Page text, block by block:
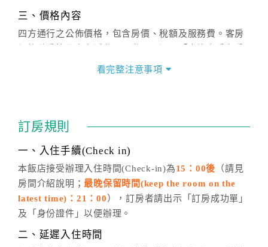
三、價格內容
四方通行之公佈價格，包含房價、稅額及服務費。客房
價」之當日價格為標準。
話方式異動訂單。
※非客服時間之申辦異動，皆為次日計算及辦理。
五、客服時間
週一至週日，上午9:00～晚上6:00
六、聯絡方式
(07)9682715 。
看完整注意事項
訂房規則
一、入住手續(Check in)
本飯店接受辦理入住時間(Check-in)為15：00後 （請見
房間介紹說明；最晚保留時間(keep the room on the
latest time)：21：00 ），訂房者請出示「訂房成功單」
及「身份證件」以便辦理。
二、延遲入住時間